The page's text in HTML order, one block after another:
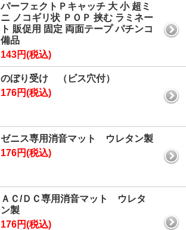
パーフェクトＰキャッチ 大 小 超ミ
ニ ノコギリ状 ＰＯＰ 挟む ラミネー
ト 販促用 固定 両面テープ パチンコ
備品
143円(税込)
のぼり受け （ビス穴付）
176円(税込)
ゼニス専用消音マット ウレタン製
176円(税込)
ＡＣ/ＤＣ専用消音マット ウレタ
ン製
176円(税込)